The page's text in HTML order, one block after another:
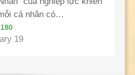
cá nhân có…
19